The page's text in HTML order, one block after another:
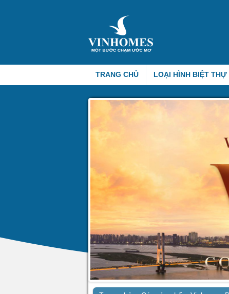
TRANG CHỦ LOẠI HÌNH BIỆT THỰ